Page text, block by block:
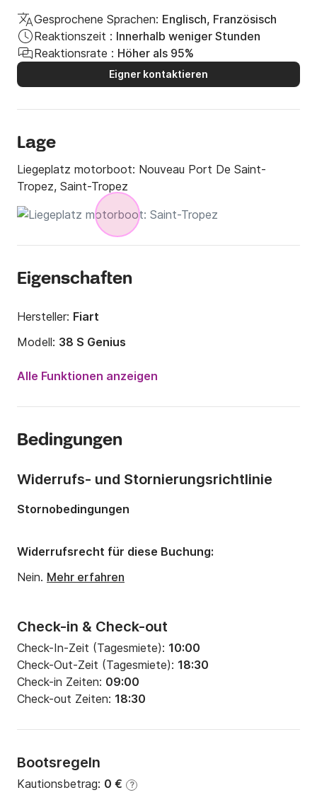
Gesprochene Sprachen: Englisch, Französisch
Reaktionszeit : Innerhalb weniger Stunden
Reaktionsrate : Höher als 95%
Eigner kontaktieren
Lage
Liegeplatz motorboot: Nouveau Port De Saint-
Tropez, Saint-Tropez
Eigenschaften
Hersteller: Fiart
Modell: 38 S Genius
Motorleistung:
Anzahl Plätze an Bord:
Alle Funktionen anzeigen
Bedingungen
Check-in & Check-out
Check-In-Zeit (Tagesmiete): 10:00
Check-Out-Zeit (Tagesmiete): 18:30
Check-in Zeiten: 09:00
Check-out Zeiten: 18:30
Bootsregeln
Kautionsbetrag: 0 € ?
Widerrufs- und Stornierungsrichtlinie
Stornobedingungen
Widerrufsrecht für diese Buchung:
Nein. Mehr erfahren